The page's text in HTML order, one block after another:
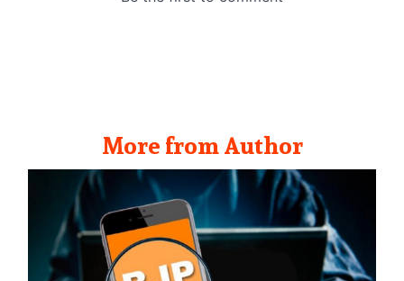
More from Author